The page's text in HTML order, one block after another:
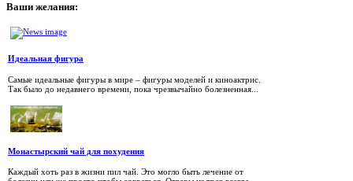
Ваши желания:
Идеальная фигура
Самые идеальные фигуры в мире – фигуры моделей и киноактрис.
Так было до недавнего времени, пока чрезвычайно болезненная...
Монастырский чай для похудения
Каждый хоть раз в жизни пил чай. Это могло быть лечение от